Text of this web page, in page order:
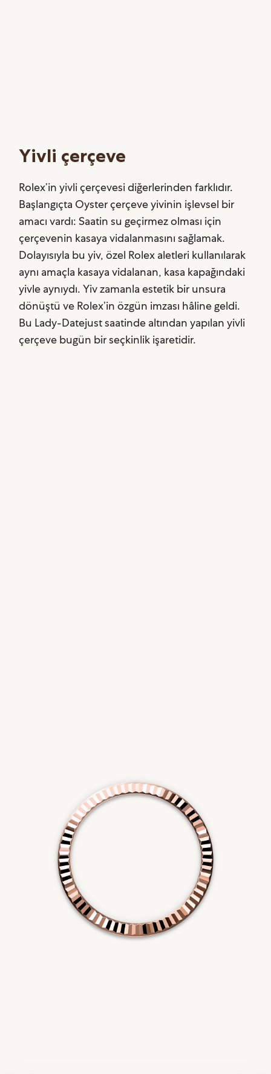
Yivli çerçeve
Rolex’in yivli çerçevesi diğerlerinden farklıdır.
Başlangıçta Oyster çerçeve yivinin işlevsel bir
amacı vardı: Saatin su geçirmez olması için
çerçevenin kasaya vidalanmasını sağlamak.
Dolayısıyla bu yiv, özel Rolex aletleri kullanılarak
aynı amaçla kasaya vidalanan, kasa kapağındaki
yivle aynıydı. Yiv zamanla estetik bir unsura
dönüştü ve Rolex’in özgün imzası hâline geldi.
Bu Lady-Datejust saatinde altından yapılan yivli
çerçeve bugün bir seçkinlik işaretidir.